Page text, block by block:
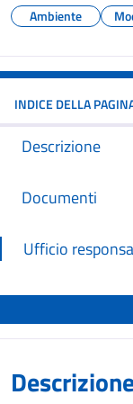
Ambiente
INDICE DELLA
Descrizione
Documenti
Ufficio